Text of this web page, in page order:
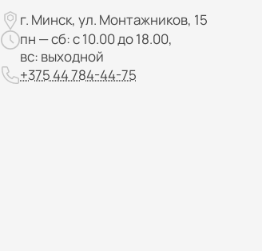
г. Минск, ул. Монтажников, 15
пн — сб: с 10.00 до 18.00,
вс: выходной
+375 44 784-44-75